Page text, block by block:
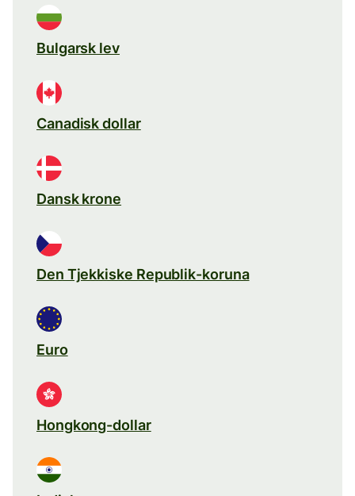
Bulgarsk lev
Canadisk dollar
Dansk krone
Den Tjekkiske Republik-koruna
Euro
Hongkong-dollar